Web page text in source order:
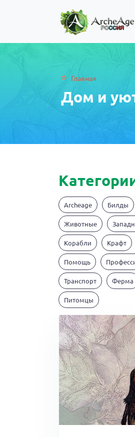
Главная
Дом и
Archeage Билды
Животные
Корабли Крафт
Помощь
Транспорт Ферма
Питомцы